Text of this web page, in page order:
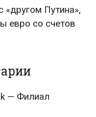
«другом Путина»,
евро со счетов
— Филиал